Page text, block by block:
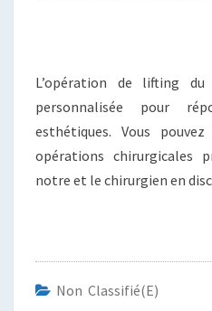
L’opération de lifting
personnalisée pour
esthétiques. Vous
opérations chirurgicales
notre et le chirurgien en
Non Classifié(e)